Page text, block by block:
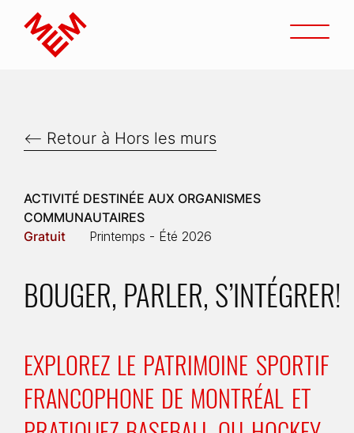
Accéder au contenu
Accueil
Retour à Hors les murs
ACTIVITÉ DESTINÉE AUX ORGANISMES
COMMUNAUTAIRES
Gratuit
Printemps - Été 2026
BOUGER, PARLER, S’INTÉGRER!
EXPLOREZ LE PATRIMOINE SPORTIF
FRANCOPHONE DE MONTRÉAL ET